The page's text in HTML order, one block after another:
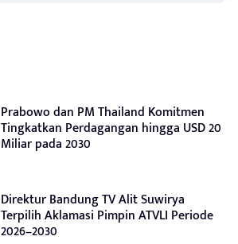
Prabowo dan PM Thailand Komitmen
Tingkatkan Perdagangan hingga USD 20
Miliar pada 2030
Direktur Bandung TV Alit Suwirya
Terpilih Aklamasi Pimpin ATVLI Periode
2026–2030